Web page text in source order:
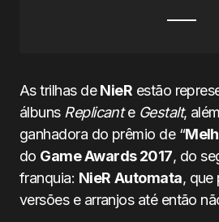
As trilhas deNieR estão
álbuns Replicante Gestalt,
ganhadora do prêmio de “
do Game Awards 2017, do
franquia: NieR Automata, que
versões e arranjos até então